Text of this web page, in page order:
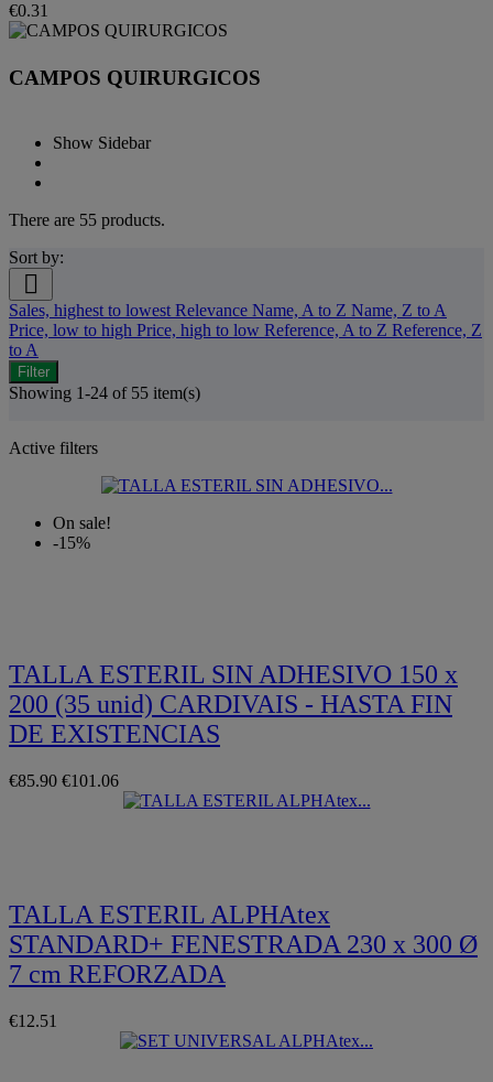
€0.31
CAMPOS QUIRURGICOS
Show Sidebar
There are 55 products.
Sort by:

Sales, highest to lowest Relevance Name, A to Z Name, Z to A
Price, low to high Price, high to low Reference, A to Z Reference, Z
to A
Filter
Showing 1-24 of 55 item(s)
Active filters
On sale!
-15%
TALLA ESTERIL SIN ADHESIVO 150 x
200 (35 unid) CARDIVAIS - HASTA FIN
DE EXISTENCIAS
€85.90 €101.06
TALLA ESTERIL ALPHAtex
STANDARD+ FENESTRADA 230 x 300 Ø
7 cm REFORZADA
€12.51